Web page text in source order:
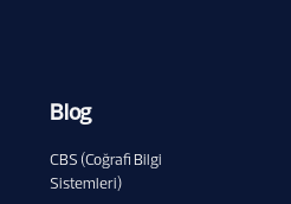
Blog
CBS (Coğrafi Bilgi
Sistemleri)